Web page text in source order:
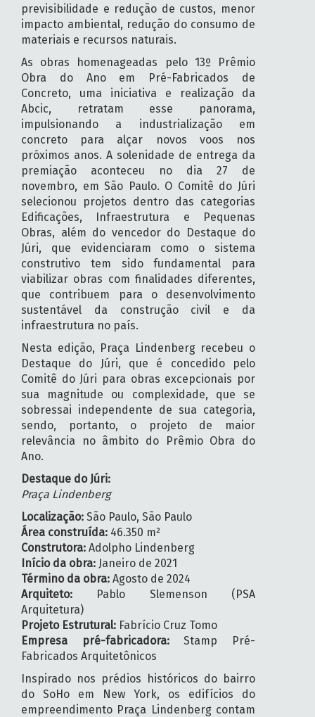
previsibilidade e redução de custos, menor
impacto ambiental, redução do consumo de
materiais e recursos naturais.
As obras homenageadas pelo 13º Prêmio
Obra do Ano em Pré-Fabricados de
Concreto, uma iniciativa e realização da
Abcic, retratam esse panorama,
impulsionando a industrialização em
concreto para alçar novos voos nos
próximos anos. A solenidade de entrega da
premiação aconteceu no dia 27 de
novembro, em São Paulo. O Comitê do Júri
selecionou projetos dentro das categorias
Edificações, Infraestrutura e Pequenas
Obras, além do vencedor do Destaque do
Júri, que evidenciaram como o sistema
construtivo tem sido fundamental para
viabilizar obras com finalidades diferentes,
que contribuem para o desenvolvimento
sustentável da construção civil e da
infraestrutura no país.
Nesta edição, Praça Lindenberg recebeu o
Destaque do Júri, que é concedido pelo
Comitê do Júri para obras excepcionais por
sua magnitude ou complexidade, que se
sobressai independente de sua categoria,
sendo, portanto, o projeto de maior
relevância no âmbito do Prêmio Obra do
Ano.
Destaque do Júri:
Praça Lindenberg
Localização: São Paulo, São Paulo
Área construída: 46.350 m²
Construtora: Adolpho Lindenberg
Início da obra: Janeiro de 2021
Término da obra: Agosto de 2024
Arquiteto: Pablo Slemenson (PSA
Arquitetura)
Projeto Estrutural: Fabrício Cruz Tomo
Empresa pré-fabricadora:Stamp Pré-
Fabricados Arquitetônicos
Inspirado nos prédios históricos do bairro
do SoHo em New York, os edifícios do
empreendimento Praça Lindenberg contam